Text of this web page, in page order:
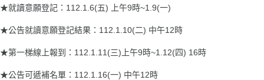
★就讀意願登記：112.1.6(五) 上午9時~1.9(一)
★公告就讀意願登記結果：112.1.10(二) 中午12時
★第一梯線上報到：112.1.11(三)上午9時~1.12(四) 16時
★公告可遞補名單：112.1.16(一) 中午12時